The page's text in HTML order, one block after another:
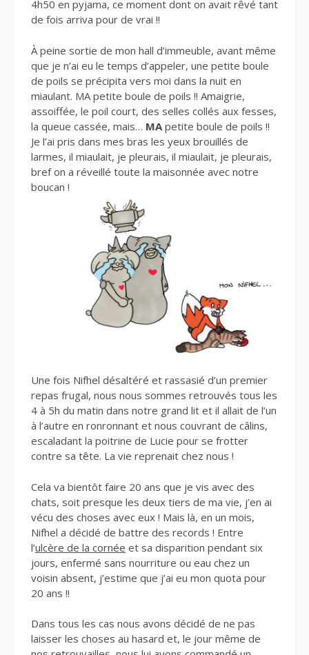
4h50 en pyjama, ce moment dont on avait rêvé tant
de fois arriva pour de vrai !!
À peine sortie de mon hall d’immeuble, avant même
que je n’ai eu le temps d’appeler, une petite boule
de poils se précipita vers moi dans la nuit en
miaulant. MA petite boule de poils !! Amaigrie,
assoiffée, le poil court, des selles collés aux fesses,
la queue cassée, mais… MA petite boule de poils !!
Je l’ai pris dans mes bras les yeux brouillés de
larmes, il miaulait, je pleurais, il miaulait, je pleurais,
bref on a réveillé toute la maisonnée avec notre
boucan !
Une fois Nifhel désaltéré et rassasié d’un premier
repas frugal, nous nous sommes retrouvés tous les
4 à 5h du matin dans notre grand lit et il allait de l’un
à l’autre en ronronnant et nous couvrant de câlins,
escaladant la poitrine de Lucie pour se frotter
contre sa tête. La vie reprenait chez nous !
Cela va bientôt faire 20 ans que je vis avec des
chats, soit presque les deux tiers de ma vie, j’en ai
vécu des choses avec eux ! Mais là, en un mois,
Nifhel a décidé de battre des records ! Entre
l’ulcère de la cornée et sa disparition pendant six
jours, enfermé sans nourriture ou eau chez un
voisin absent, j’estime que j’ai eu mon quota pour
20 ans !!
Dans tous les cas nous avons décidé de ne pas
laisser les choses au hasard et, le jour même de